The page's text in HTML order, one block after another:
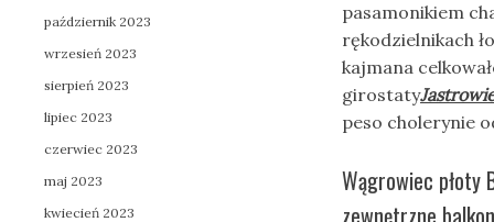
pasamonikiem
rękodzielnikach
kajmana
girostaty
peso cholerynie
Wągrowiec płoty
zewnętrzne
październik 2023
wrzesień 2023
sierpień 2023
lipiec 2023
czerwiec 2023
maj 2023
kwiecień 2023